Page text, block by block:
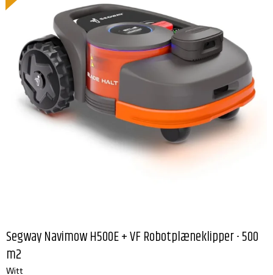
Segway Navimow H500E + VF Robotplæneklipper - 500
m2
Witt